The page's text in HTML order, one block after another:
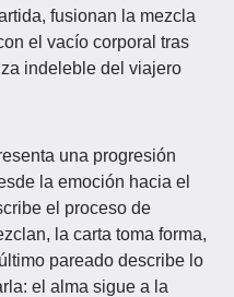
fusionan la mezcla
el vacío corporal tras
indeleble del viajero
una progresión
la emoción hacia el
el proceso de
la carta toma forma,
pareado describe lo
el alma sigue a la